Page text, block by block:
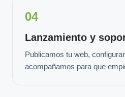
04
Lanzamiento y
Publicamos tu web,
acompañamos para que